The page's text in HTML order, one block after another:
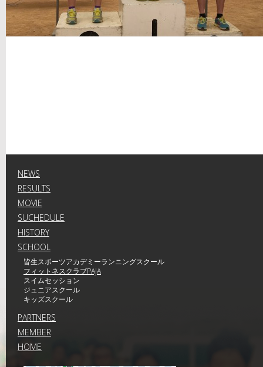
NEWS
RESULTS
MOVIE
SUCHEDULE
HISTORY
SCHOOL
皆生スポーツアカデミーランニングスクール
フィットネスクラブPAJA
スイムセッション
ジュニアスクール
キッズスクール
PARTNERS
MEMBER
HOME